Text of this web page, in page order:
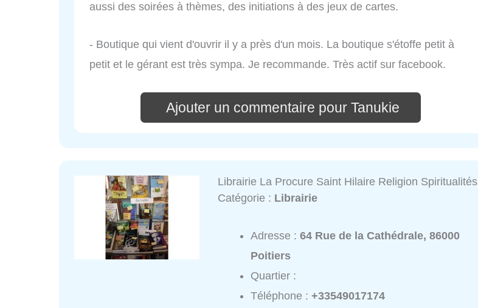
aussi des soirées à thèmes, des initiations à des jeux de cartes.
- Boutique qui vient d'ouvrir il y a près d'un mois. La boutique s'étoffe petit à
petit et le gérant est très sympa. Je recommande. Très actif sur facebook.
Ajouter un commentaire pour Tanukie
Librairie La Procure Saint Hilaire Religion Spiritualités
Catégorie : Librairie
Adresse :64 Rue de la Cathédrale, 86000
Poitiers
Quartier :
Téléphone :+33549017174